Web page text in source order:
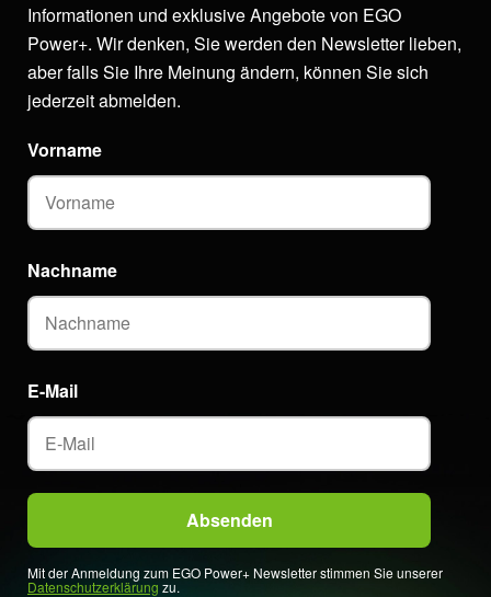
Informationen und exklusive Angebote von EGO
Power+. Wir denken, Sie werden den Newsletter lieben,
aber falls Sie Ihre Meinung ändern, können Sie sich
jederzeit abmelden.
E-Mail
Vorname
Nachname
Mit der Anmeldung zum EGO Power+ Newsletter stimmen Sie unserer
Datenschutzerklärung zu.